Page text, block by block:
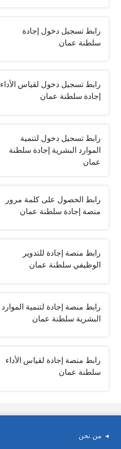
رابط تسجيل دخول إجادة
سلطنة عمان
رابط تسجيل دخول لقياس الأداء
إجادة سلطنة عمان
رابط تسجيل دخول لتنمية
الموارد البشرية إجادة سلطنة
عمان
رابط الحصول على كلمة مرور
منصة إجادة سلطنة عمان
رابط منصة إجادة للتدوير
الوظيفي سلطنة عمان
رابط منصة إجادة لتنمية الموارد
البشرية سلطنة عمان
رابط منصة إجادة لقياس الأداء
سلطنة عمان
من نحن